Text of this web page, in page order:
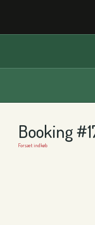
Booking
Forsæt indkøb